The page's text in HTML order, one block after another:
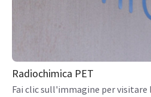
Radiochimica PET
Fai clic sull'immagine per